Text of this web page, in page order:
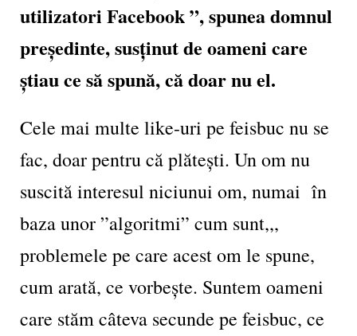
utilizatori Facebook ”, spunea domnul
președinte, susținut de oameni care
știau ce să spună, că doar nu el.
Cele mai multe like-uri pe feisbuc nu se
fac, doar pentru că plătești. Un om nu
suscită interesul niciunui om, numai în
baza unor ”algoritmi” cum sunt,,,
problemele pe care acest om le spune,
cum arată, ce vorbește. Suntem oameni
care stăm câteva secunde pe feisbuc, ce